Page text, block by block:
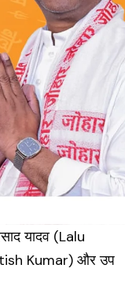
यादव (Lalu
Kumar) और उप